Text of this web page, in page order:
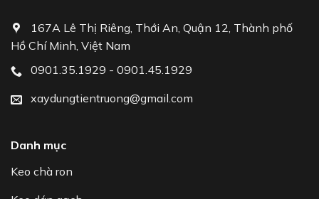
167A Lê Thị Riêng, Thới An, Quận 12, Thành phố
Hồ Chí Minh, Việt Nam
0901.35.1929 - 0901.45.1929
xaydungtientruong@gmail.com
Danh mục
Keo chà ron